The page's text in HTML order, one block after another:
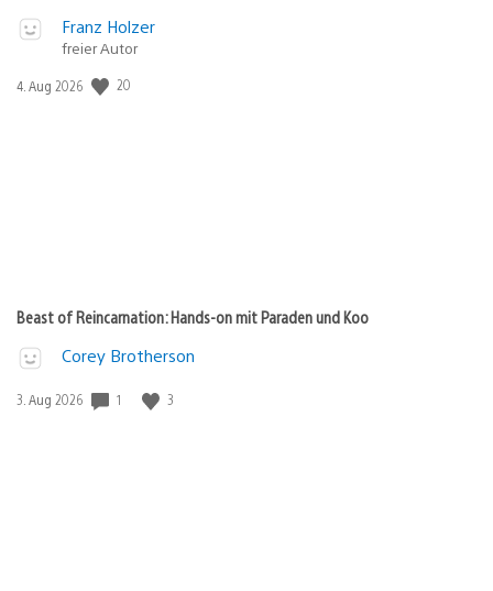
Franz Holzer
freier Autor
Veröffentlichungsdatum:
4. Aug 2026 20
Beast of Reincarnation: Hands-on mit Paraden und Koo
Corey Brotherson
Veröffentlichungsdatum:
3. Aug 2026 1 3